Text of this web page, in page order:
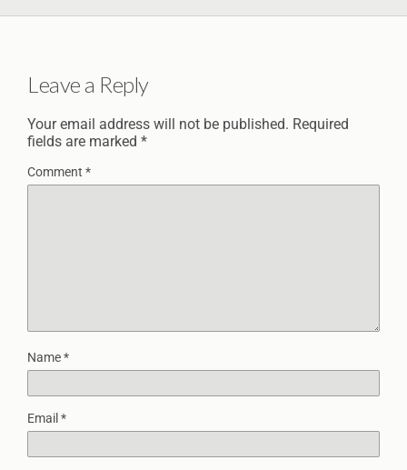
Leave a Reply
Your email address will not be published. Required
fields are marked *
Comment *
Name*
Email *